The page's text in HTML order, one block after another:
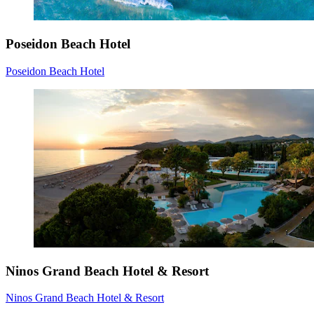
Poseidon Beach Hotel
Poseidon Beach Hotel
Ninos Grand Beach Hotel & Resort
Ninos Grand Beach Hotel & Resort